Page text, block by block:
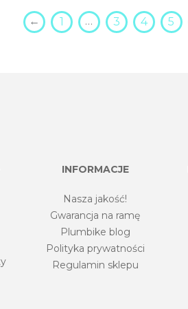
← 1 … 3 4 5
INFORMACJE
Nasza jakość!
Gwarancja na ramę
Plumbike blog
Polityka prywatności
Regulamin sklepu